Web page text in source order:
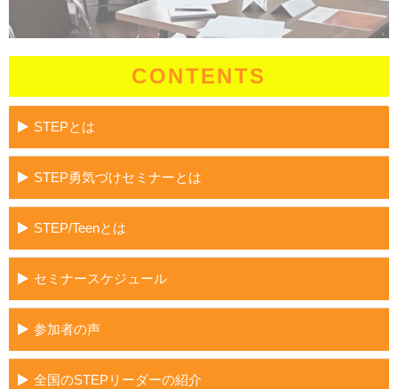
CONTENTS
STEPとは
STEP勇気づけセミナーとは
STEP/Teenとは
セミナースケジュール
参加者の声
全国のSTEPリーダーの紹介